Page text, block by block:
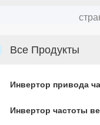
Все Продукты
Инвертор привода
Инвертор частоты